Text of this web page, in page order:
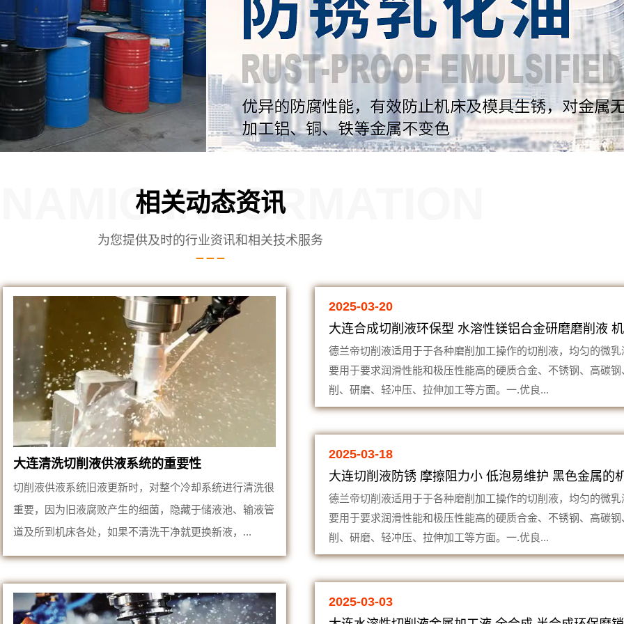
相关动态资讯
INFORMATION
为您提供及时的行业资讯和相关技术服务
大连清洗切削液供液系统的重要性
切削液供液系统旧液更新时，对整个冷却系统进行清洗很
重要，因为旧液腐败产生的细菌，隐藏于储液池、输液管
道及所到机床各处，如果不清洗干净就更换新液，...
2025-03-20
大连合成切削液环保型 水溶性镁铝合金研磨磨削液
德兰帝切削液适用于于各种磨削加工操作的切削液，均匀的微
要用于要求润滑性能和极压性能高的硬质合金、不锈钢、高碳
削、研磨、轻冲压、拉伸加工等方面。一.优良...
2025-03-18
大连切削液防锈 摩擦阻力小 低泡易维护 黑色金属的
德兰帝切削液适用于于各种磨削加工操作的切削液，均匀的微
要用于要求润滑性能和极压性能高的硬质合金、不锈钢、高碳
削、研磨、轻冲压、拉伸加工等方面。一.优良...
2025-03-03